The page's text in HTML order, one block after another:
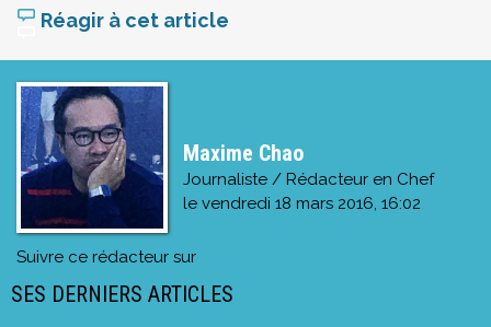
Réagir à cet article
Maxime Chao
Journaliste / Rédacteur en Chef
le vendredi 18 mars 2016, 16:02
Suivre ce rédacteur sur
SES DERNIERS ARTICLES